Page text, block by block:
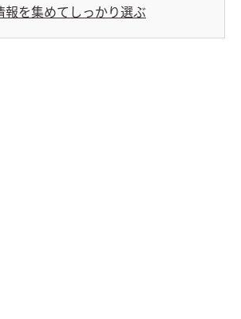
報を集めてしっかり選ぶ